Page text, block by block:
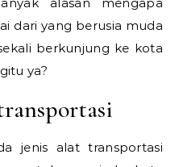
dari yang berusia muda
berkunjung ke kota
ya?
jenis alat transportasi